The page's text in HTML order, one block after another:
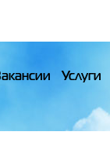
Услуги